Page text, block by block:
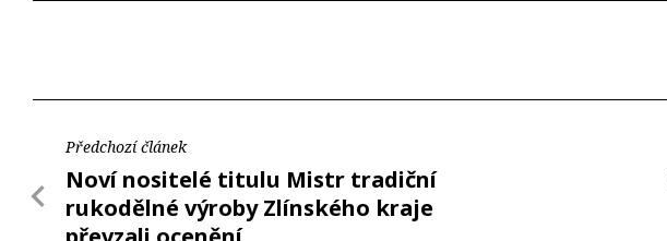
Předchozí článek
Noví nositelé titulu Mistr tradiční
rukodělné výroby Zlínského kraje